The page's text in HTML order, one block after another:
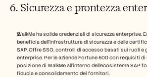
6. Sicurezza e prontezza
WalkMe ha solide credenziali di sicurezza enterprise.
beneficia dell'infrastruttura di sicurezza e delle
SAP. Offre SSO, controlli di accesso basati sui ruoli e
enterprise. Per le aziende Fortune 500 con requisiti
posizione di WalkMe all'interno dell'ecosistema SAP
fiducia e consolidamento dei fornitori.